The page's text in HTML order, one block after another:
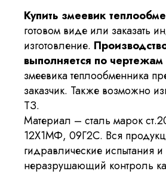
Купить змеевик
готовом виде или заказать
изготовление.
выполняется по чертежам
змеевика теплообменника
заказчик. Также возможно
ТЗ.
Материал – сталь марок
12Х1МФ, 09Г2С. Вся
гидравлические испытания и
неразрушающий контроль